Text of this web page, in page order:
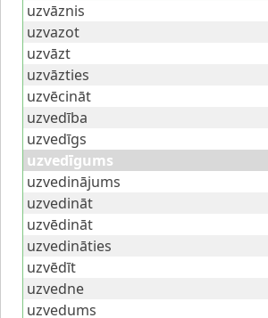
uzvāznis
uzvazot
uzvāzt
uzvāzties
uzvēcināt
uzvedība
uzvedīgs
uzvedīgums
uzvedinājums
uzvedināt
uzvēdināt
uzvedināties
uzvēdīt
uzvedne
uzvedums